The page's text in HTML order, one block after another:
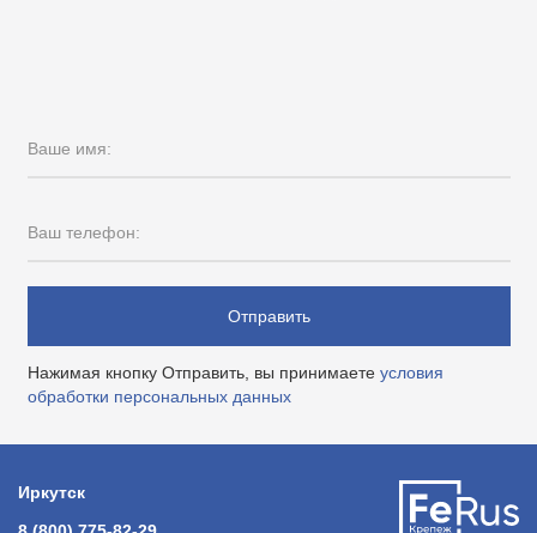
Ваше имя:
Ваш телефон:
Отправить
Нажимая кнопку Отправить, вы принимаете условия
обработки персональных данных
Иркутск